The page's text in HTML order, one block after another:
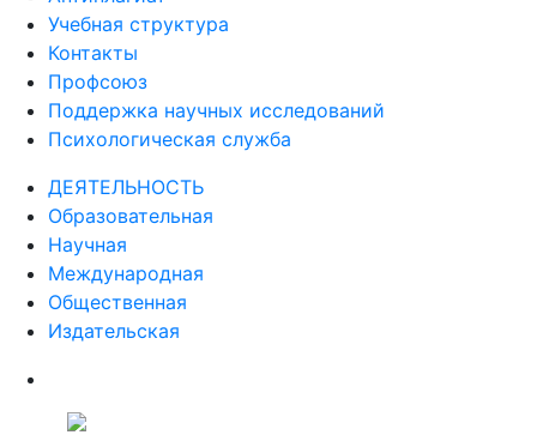
Учебная структура
Контакты
Профсоюз
Поддержка научных исследований
Психологическая служба
ДЕЯТЕЛЬНОСТЬ
Образовательная
Научная
Международная
Общественная
Издательская